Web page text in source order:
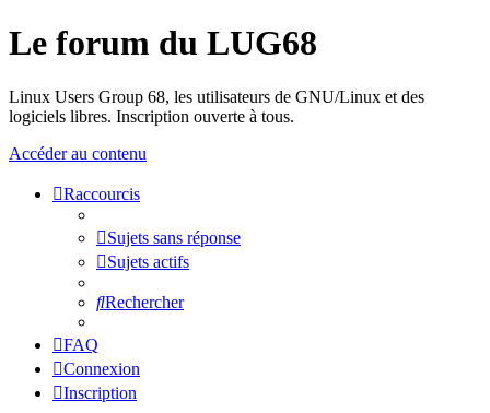
Le forum du LUG68
Linux Users Group 68, les utilisateurs de GNU/Linux et des
logiciels libres. Inscription ouverte à tous.
Accéder au contenu
Raccourcis
Sujets sans réponse
Sujets actifs
Rechercher
FAQ
Connexion
Inscription